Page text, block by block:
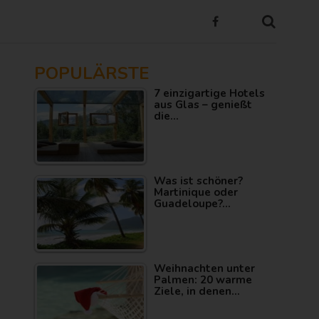
POPULÄRSTE
7 einzigartige Hotels
aus Glas – genießt
die…
Was ist schöner?
Martinique oder
Guadeloupe?…
Weihnachten unter
Palmen: 20 warme
Ziele, in denen…